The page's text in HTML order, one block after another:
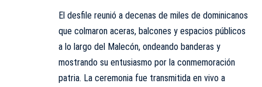
El desfile reunió a decenas de miles de dominicanos
que colmaron aceras, balcones y espacios públicos
a lo largo del Malecón, ondeando banderas y
mostrando su entusiasmo por la conmemoración
patria. La ceremonia fue transmitida en vivo a